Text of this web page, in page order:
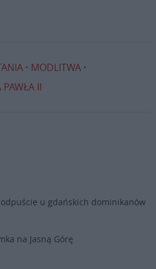
MODLITWA
II
u gdańskich dominikanów
na Jasną Górę